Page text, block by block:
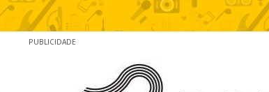
PUBLICIDADE